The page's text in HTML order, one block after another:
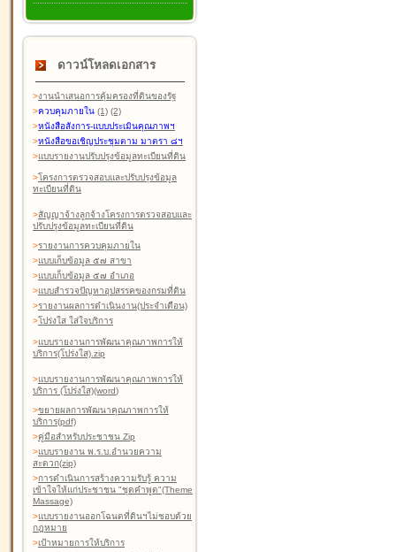
ดาวน์โหลดเอกสาร
>งานนำเสนอการคุ้มครองที่ดินของรัฐ
>ควบคุมภายใน (1) (2)
>หนังสือสังการ-แบบประเมินคุณภาพฯ
>หนังสือขอเชิญประชุมตาม มาตรา ๘ฯ
>แบบรายงานปรับปรุงข้อมูลทะเบียนที่ดิน
>โครงการตรวจสอบและปรับปรุงข้อมูล
ทะเบียนที่ดิน
>สัญญาจ้างลูกจ้างโครงการตรวจสอบและ
ปรับปรุงข้อมูลทะเบียนที่ดิน
>รายงานการควบคุมภายใน
>แบบเก็บข้อมูล ๕๗ สาขา
>แบบเก็บข้อมูล ๕๗ อำเภอ
>แบบสำรวจปัญหาอุปสรรคของกรมที่ดิน
>รายงานผลการดำเนินงาน(ประจำเดือน)
>โปร่งใส ใส่ใจบริการ
>แบบรายงานการพัฒนาคุณภาพการให้
บริการ(โปร่งใส).zip
>แบบรายงานการพัฒนาคุณภาพการให้
บริการ (โปร่งใส)(word)
>ขยายผลการพัฒนาคุณภาพการให้
บริการ(pdf)
>คู่มือสำหรับประชาชน Zip
>แบบรายงาน พ.ร.บ.อำนวยความ
สะดวก(zip)
>การดำเนินการสร้างความรับรู้ ความ
เข้าใจให้แก่ประชาชน "ชุดคำพูด"(Theme
Massage)
>แบบรายงานออกโฉนดที่ดินฯไม่ชอบด้วย
กฎหมาย
>เป้าหมายการให้บริการ